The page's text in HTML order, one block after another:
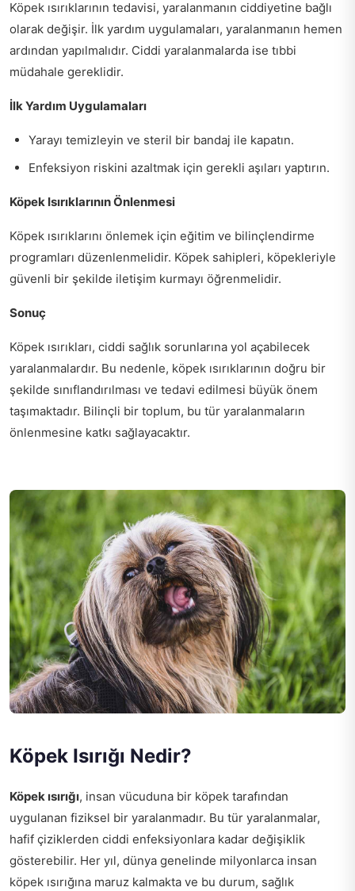
Köpek ısırıklarının tedavisi, yaralanmanın ciddiyetine bağlı
olarak değişir. İlk yardım uygulamaları, yaralanmanın hemen
ardından yapılmalıdır. Ciddi yaralanmalarda ise tıbbi
müdahale gereklidir.
İlk Yardım Uygulamaları
Yarayı temizleyin ve steril bir bandaj ile kapatın.
Enfeksiyon riskini azaltmak için gerekli aşıları yaptırın.
Köpek Isırıklarının Önlenmesi
Köpek ısırıklarını önlemek için eğitim ve bilinçlendirme
programları düzenlenmelidir. Köpek sahipleri, köpekleriyle
güvenli bir şekilde iletişim kurmayı öğrenmelidir.
Sonuç
Köpek ısırıkları, ciddi sağlık sorunlarına yol açabilecek
yaralanmalardır. Bu nedenle, köpek ısırıklarının doğru bir
şekilde sınıflandırılması ve tedavi edilmesi büyük önem
taşımaktadır. Bilinçli bir toplum, bu tür yaralanmaların
önlenmesine katkı sağlayacaktır.
Köpek Isırığı Nedir?
Köpek ısırığı, insan vücuduna bir köpek tarafından
uygulanan fiziksel bir yaralanmadır. Bu tür yaralanmalar,
hafif çiziklerden ciddi enfeksiyonlara kadar değişiklik
gösterebilir. Her yıl, dünya genelinde milyonlarca insan
köpek ısırığına maruz kalmakta ve bu durum, sağlık